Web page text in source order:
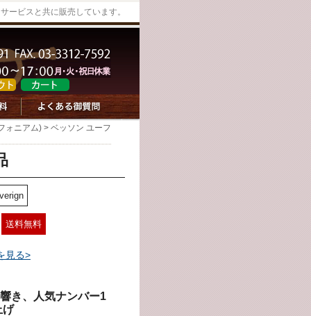
ービスと共に販売しています。
ォニアム)> ベッソン ユーフ
送料無料
見る>
き、人気ナンバー1
げ